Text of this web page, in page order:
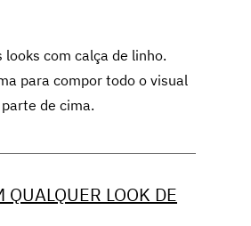
com calça de linho.
para compor todo o visual
de cima.
QUALQUER LOOK DE